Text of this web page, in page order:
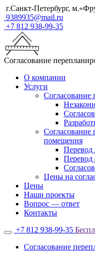
г.Санкт-Петербург,
9389935@mail.ru
+7 812 938-99-35
Согласование
О компании
Услуги
Согласование
помещения
Цены на
Цены
Наши проекты
Вопрос — ответ
Контакты
+7 812 938-99-35
Согласование